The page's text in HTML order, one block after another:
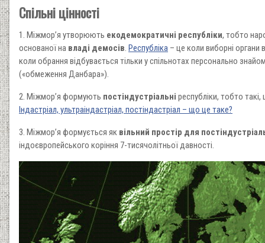
Спільні цінності
1. Міжмор’я утворюють екодемократичні республіки, тобто
основаної на владі демосів. Республіка – це коли виборні
коли обрання відбувається тільки у спільнотах персонально
(«обмеження Данбара»).
2. Міжмор’я формують постіндустріальні республіки, тобто
Індастріал, ультраіндастріал, постіндастріал – що це таке?
3. Міжмор’я формується як вільний простір для
індоєвропейського коріння 7-тисячолітньої давності.